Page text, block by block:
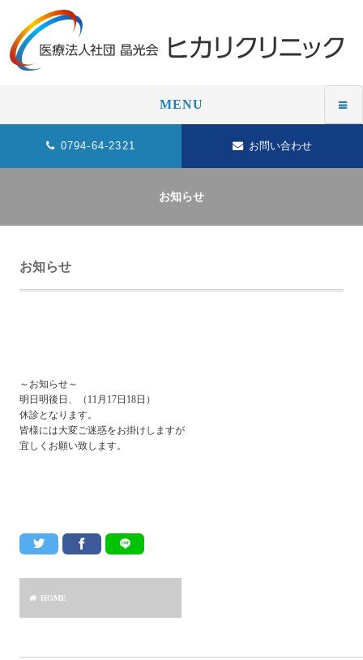
MENU
0794-64-2321 お問い合わせ
お知らせ
お知らせ
～お知らせ～
明日明後日、（11月17日18日）
休診となります。
皆様には大変ご迷惑をお掛けしますが
宜しくお願い致します。
HOME